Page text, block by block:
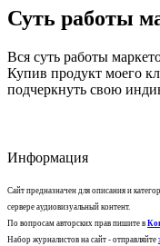
Суть работы
Вся суть работы
Купив продукт моего
подчеркнуть свою
Информация
Сайт предназначен для описания и
сервере аудиовизуальный контент.
По вопросам авторских прав пишите в
Набор журналистов на сайт - отправляйте